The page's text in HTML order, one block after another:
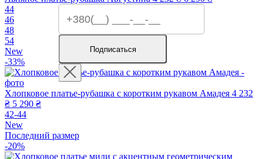
44
46
48
54
New
-33%
Хлопковое платье-рубашка с коротким рукавом Амадея 4 232
₴ 5 290 ₴
42-44
New
Последний размер
-20%
Подписаться